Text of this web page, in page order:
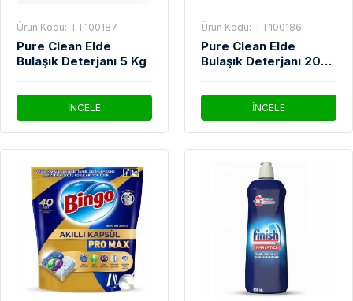
Ürün Kodu: TT100187
Pure Clean Elde
Bulaşık Deterjanı 5 Kg
İNCELE
Ürün Kodu: TT100186
Pure Clean Elde
Bulaşık Deterjanı 20
İNCELE